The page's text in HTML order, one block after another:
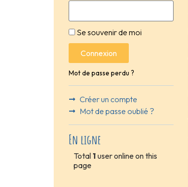
Se souvenir de moi
Connexion
Mot de passe perdu ?
Créer un compte
Mot de passe oublié ?
En ligne
Total 1 user online on this
page